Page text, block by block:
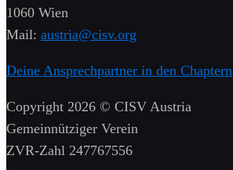
1060 Wien
Mail: austria@cisv.org
Deine Ansprechpartner in den Chaptern
Copyright 2026 © CISV Austria
Gemeinnütziger Verein
​ZVR-Zahl 247767556